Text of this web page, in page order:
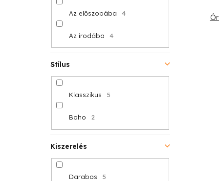
Az előszobába 4
Az irodába 4
Stílus
Klasszikus 5
Boho 2
Kiszerelés
Darabos 5